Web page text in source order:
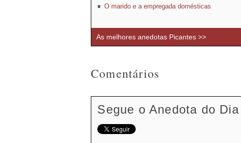
O marido e a empregada domésticas
As melhores anedotas Picantes >>
Comentários
Segue o Anedota do Dia